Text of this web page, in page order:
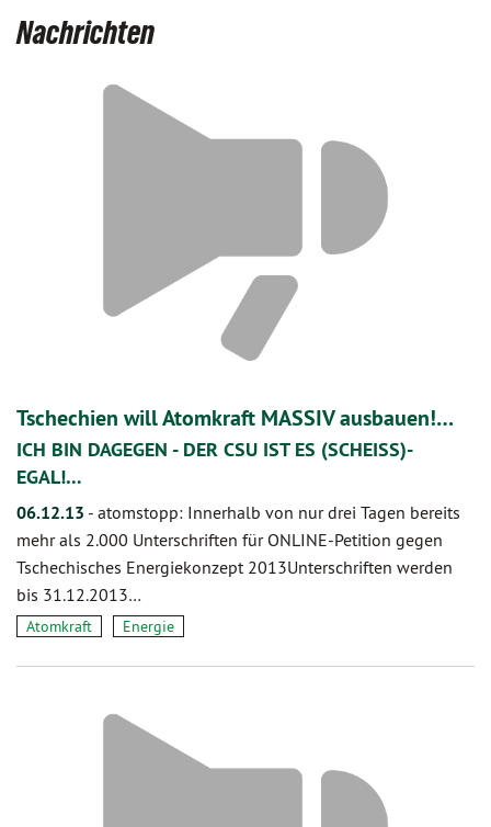
Nachrichten
Tschechien will Atomkraft MASSIV ausbauen!…
ICH BIN DAGEGEN - DER CSU IST ES (SCHEISS)-
EGAL!…
06.12.13 - atomstopp: Innerhalb von nur drei Tagen bereits
mehr als 2.000 Unterschriften für ONLINE-Petition gegen
Tschechisches Energiekonzept 2013Unterschriften werden
bis 31.12.2013…
Atomkraft Energie